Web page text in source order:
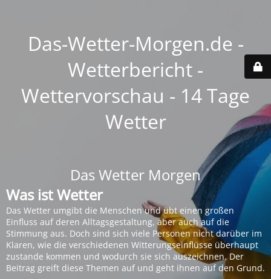
Das-Wetter-Morgen.de -
Wetterbericht -
Wettervorschau - 14 Tage
Wetter
Das Wetter Morgen
Was ist Wetter
Das Wetter umgibt die Menschen und übt einen großen
Einfluss auf deren Alltagsgestaltung, aber auch auf die
Stimmung aus. Doch sind sich viele Personen nicht darüber im
Klaren, wie die verschiedenen Witterungseinflüsse überhaupt
zustande kommen und wodurch sie sich auszeichnen. Der
Beitrag greift diese Themen auf und geht ihnen auf den Grund.